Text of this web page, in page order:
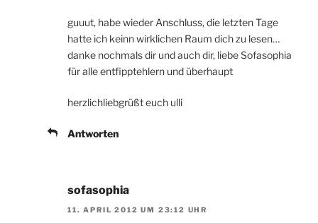
guuut, habe wieder Anschluss, die letzten Tage
hatte ich keinn wirklichen Raum dich zu lesen…
danke nochmals dir und auch dir, liebe Sofasophia
für alle entfipptehlern und überhaupt
herzlichliebgrüßt euch ulli
Antworten
sofasophia
11. APRIL 2012 UM 23:12 UHR